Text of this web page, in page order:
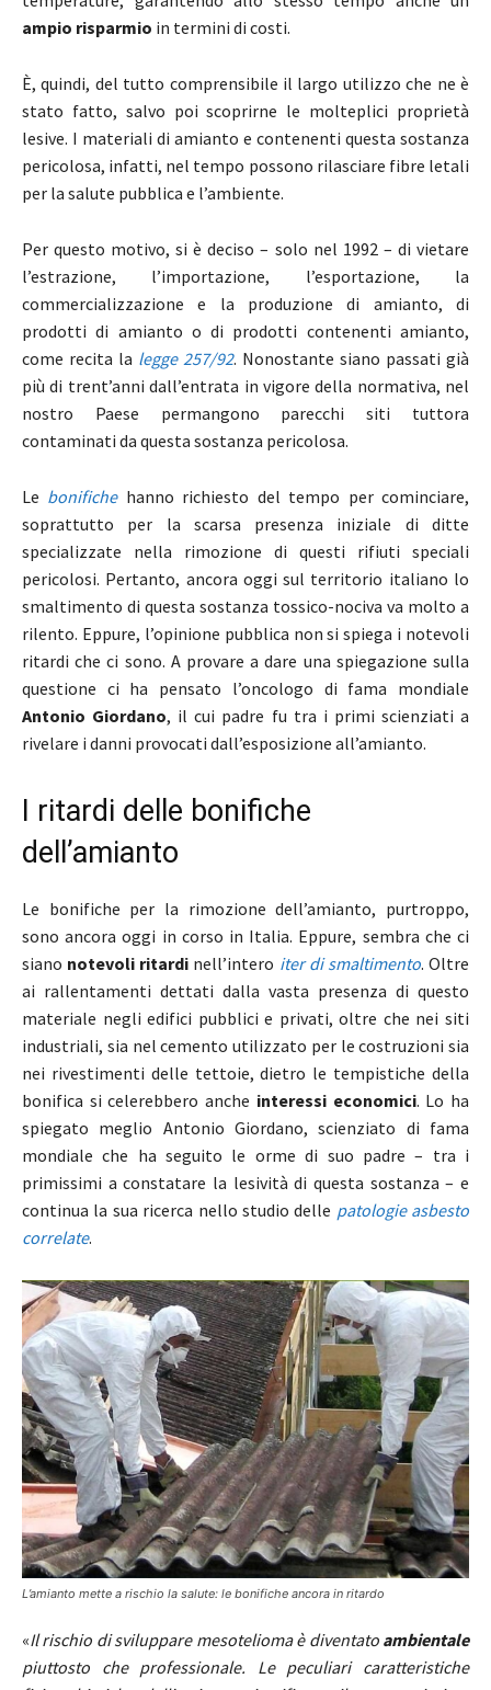
ampio risparmio in termini di costi.
È, quindi, del tutto comprensibile il largo utilizzo che ne è
stato fatto, salvo poi scoprirne le molteplici proprietà
lesive. I materiali di amianto e contenenti questa sostanza
pericolosa, infatti, nel tempo possono rilasciare fibre letali
per la salute pubblica e l’ambiente.
Per questo motivo, si è deciso – solo nel 1992 – di vietare
l’estrazione, l’importazione, l’esportazione, la
commercializzazione e la produzione di amianto, di
prodotti di amianto o di prodotti contenenti amianto,
come recita la legge 257/92. Nonostante siano passati già
più di trent’anni dall’entrata in vigore della normativa, nel
nostro Paese permangono parecchi siti tuttora
contaminati da questa sostanza pericolosa.
Le bonifiche hanno richiesto del tempo per cominciare,
soprattutto per la scarsa presenza iniziale di ditte
specializzate nella rimozione di questi rifiuti speciali
pericolosi. Pertanto, ancora oggi sul territorio italiano lo
smaltimento di questa sostanza tossico-nociva va molto a
rilento. Eppure, l’opinione pubblica non si spiega i notevoli
ritardi che ci sono. A provare a dare una spiegazione sulla
questione ci ha pensato l’oncologo di fama mondiale
Antonio Giordano, il cui padre fu tra i primi scienziati a
rivelare i danni provocati dall’esposizione all’amianto.
I ritardi delle bonifiche
dell’amianto
Le bonifiche per la rimozione dell’amianto, purtroppo,
sono ancora oggi in corso in Italia. Eppure, sembra che ci
siano notevoli ritardi nell’intero iter di smaltimento. Oltre
ai rallentamenti dettati dalla vasta presenza di questo
materiale negli edifici pubblici e privati, oltre che nei siti
industriali, sia nel cemento utilizzato per le costruzioni sia
nei rivestimenti delle tettoie, dietro le tempistiche della
bonifica si celerebbero anche interessi economici. Lo ha
spiegato meglio Antonio Giordano, scienziato di fama
mondiale che ha seguito le orme di suo padre – tra i
primissimi a constatare la lesività di questa sostanza – e
continua la sua ricerca nello studio delle patologie asbesto
correlate.
L’amianto mette a rischio la salute: le bonifiche ancora in ritardo
«Il rischio di sviluppare mesotelioma è diventato ambientale
piuttosto che professionale. Le peculiari caratteristiche